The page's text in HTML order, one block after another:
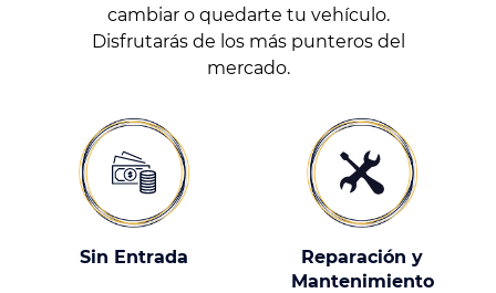
cambiar o quedarte tu vehículo.
Disfrutarás de los más punteros del
mercado.
Sin Entrada
Reparación y
Mantenimiento